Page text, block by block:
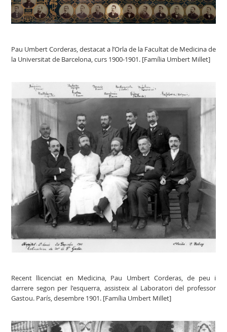
Pau Umbert Corderas, destacat a l’Orla de la Facultat de Medicina de
la Universitat de Barcelona, curs 1900-1901. [Família Umbert Millet]
Recent llicenciat en Medicina, Pau Umbert Corderas, de peu i
darrere segon per l'esquerra, assisteix al Laboratori del professor
Gastou. París, desembre 1901. [Família Umbert Millet]